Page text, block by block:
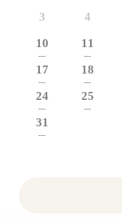
3 4
10
---
11
---
17
---
18
---
24
---
25
---
31
---